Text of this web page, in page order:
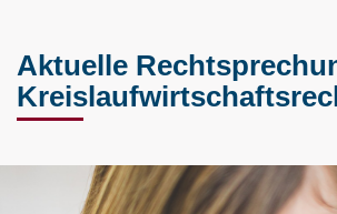
Aktuelle